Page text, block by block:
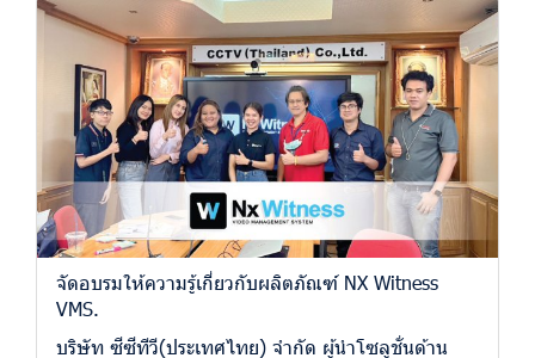
จัดอบรมให้ความรู้เกี่ยวกับผลิตภัณฑ์ NX Witness
VMS.
บริษัท ซีซีทีวี(ประเทศไทย) จำกัด ผู้นำโซลูชั่นด้าน